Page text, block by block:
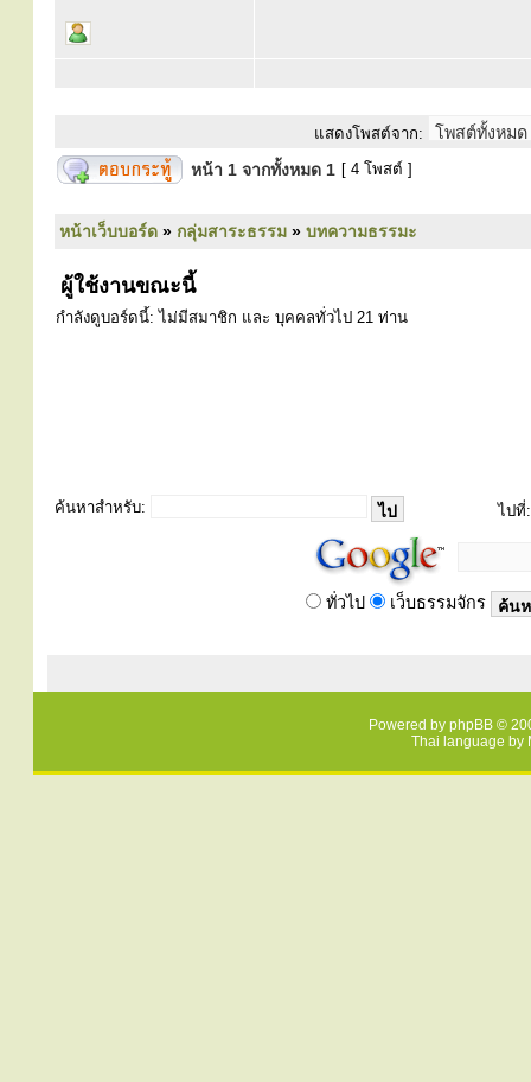
แสดงโพสต์จาก:
หน้า 1 จากทั้งหมด 1 [ 4 โพสต์ ]
หน้าเว็บบอร์ด » กลุ่มสาระธรรม » บทความธรรมะ
ผู้ใช้งานขณะนี้
กำลังดูบอร์ดนี้: ไม่มีสมาชิก และ บุคคลทั่วไป 21 ท่าน
ค้นหาสำหรับ: ไปที่:
ทั่วไป เว็บธรรมจักร
Powered by phpBB ©
Thai language by